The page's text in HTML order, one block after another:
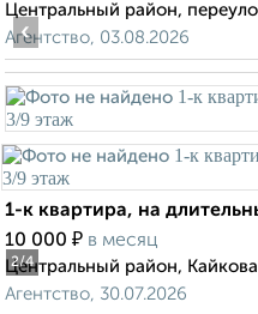
Центральный район,
Агентство, 03.08.2026
2/4
‹
1-к квартира, на
10 000 ₽ в месяц
Центральный район, Кайкова
Агентство, 30.07.2026